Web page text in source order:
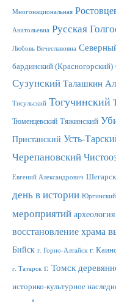
Многонациональная
Анатольевна Русская
Любовь Вячеславовна
бардинский (Красногорский)
Сузунский Талашкин
Тисульский Тогучинский
Тюменцевский Тяжинский
Пристанский Усть-
Черепановский
Евгений Александрович
день в истории Юргинский
мероприятий археология
восстановление храма
Бийск г. Горно-Алтайск г.
г. Татарск г. Томск
историко-культурное